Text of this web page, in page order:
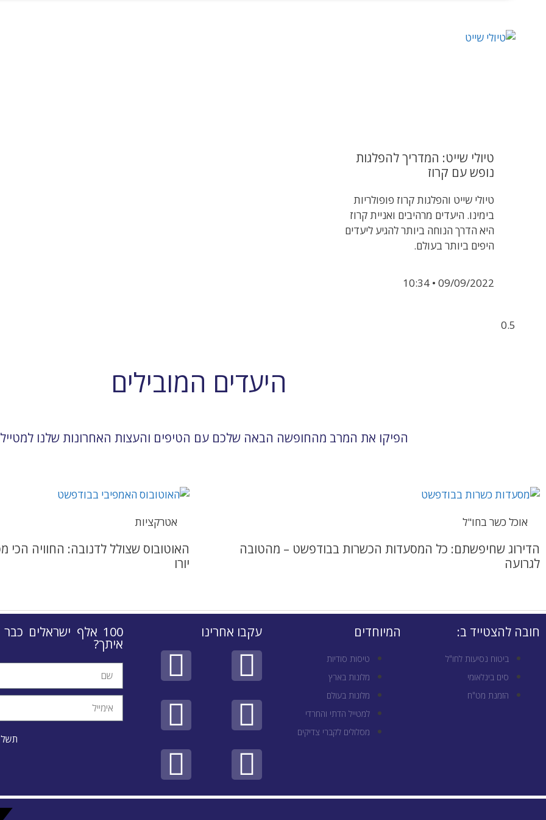
טיולי שייט: המדריך להפלגות
נופש עם קרוז
טיולי שייט והפלגות קרוז פופולריות
בימינו. היעדים מרהיבים ואניית קרוז
היא הדרך הנוחה ביותר להגיע ליעדים
היפים ביותר בעולם.
09/09/2022
היעדים המובילים
הפיקו את המרב מהחופשה הבאה שלכם עם הטיפים והעצות האחרונות שלנו
אוכל כשר בחו"ל
הדירוג שחיפשתם: כל המסעדות הכשרות בבודפשט – מהטובה
לגרועה
אטרקציות
יורו
חובה להצטייד ב:
ביטוח נסיעות לחו"ל
סים בינלאומי
הזמנת מט"ח
המיוחדים
טיסות סודיות
מלונות בארץ
מלונות בעולם
למטייל הדתי והחרדי
מסלולים לקברי צדיקים
עקבו אחרינו 100 אלף ישראלים
איתך?